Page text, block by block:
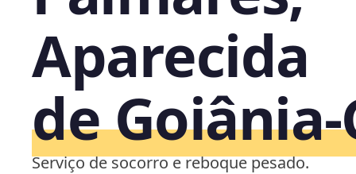
Aparecida
de
Serviço de socorro e reboque pesado.